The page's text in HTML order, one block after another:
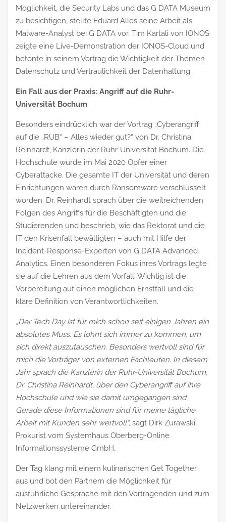
Möglichkeit, die Security Labs und das G DATA Museum
zu besichtigen, stellte Eduard Alles seine Arbeit als
Malware-Analyst bei G DATA vor. Tim Kartali von IONOS
zeigte eine Live-Demonstration der IONOS-Cloud und
betonte in seinem Vortrag die Wichtigkeit der Themen
Datenschutz und Vertraulichkeit der Datenhaltung.
Ein Fall aus der Praxis: Angriff auf die Ruhr-
Universität Bochum
Besonders eindrücklich war der Vortrag „Cyberangriff
auf die „RUB“ – Alles wieder gut?“ von Dr. Christina
Reinhardt, Kanzlerin der Ruhr-Universität Bochum. Die
Hochschule wurde im Mai 2020 Opfer einer
Cyberattacke. Die gesamte IT der Universität und deren
Einrichtungen waren durch Ransomware verschlüsselt
worden. Dr. Reinhardt sprach über die weitreichenden
Folgen des Angriffs für die Beschäftigten und die
Studierenden und beschrieb, wie das Rektorat und die
IT den Krisenfall bewältigten – auch mit Hilfe der
Incident-Response-Experten von G DATA Advanced
Analytics. Einen besonderen Fokus ihres Vortrags legte
sie auf die Lehren aus dem Vorfall: Wichtig ist die
Vorbereitung auf einen möglichen Ernstfall und die
klare Definition von Verantwortlichkeiten.
„Der Tech Day ist für mich schon seit einigen Jahren ein
absolutes Muss. Es lohnt sich immer zu kommen, um
sich direkt auszutauschen. Besonders wertvoll sind für
mich die Vorträger von externen Fachleuten. In diesem
Jahr sprach die Kanzlerin der Ruhr-Universität Bochum,
Dr. Christina Reinhardt, über den Cyberangriff auf ihre
Hochschule und wie sie damit umgegangen sind.
Gerade diese Informationen sind für meine tägliche
Arbeit mit Kunden sehr wertvoll“, sagt Dirk Zurawski,
Prokurist vom Systemhaus Oberberg-Online
Informationssysteme GmbH.
Der Tag klang mit einem kulinarischen Get Together
aus und bot den Partnern die Möglichkeit für
ausführliche Gespräche mit den Vortragenden und zum
Netzwerken untereinander.